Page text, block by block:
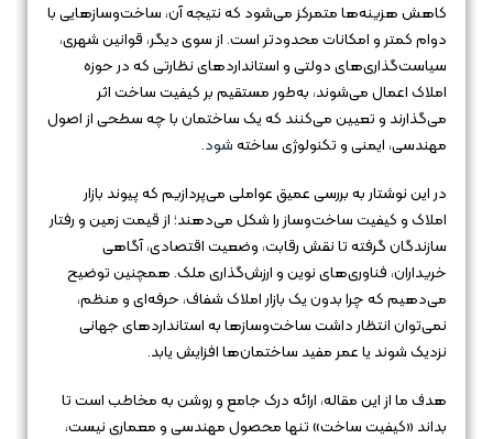
کاهش هزینه‌ها متمرکز می‌شود که نتیجه آن، ساخت‌وسازهایی با
دوام کمتر و امکانات محدودتر است. از سوی دیگر، قوانین شهری،
سیاست‌گذاری‌های دولتی و استانداردهای نظارتی که در حوزه
املاک اعمال می‌شوند، به‌طور مستقیم بر کیفیت ساخت اثر
می‌گذارند و تعیین می‌کنند که یک ساختمان با چه سطحی از اصول
مهندسی، ایمنی و تکنولوژی ساختهشود.
در این نوشتار به بررسی عمیق عواملی می‌پردازیم که پیوند بازار
املاک و کیفیت ساخت‌وساز را شکل می‌دهند؛ از قیمت زمین و رفتار
سازندگان گرفته تا نقش رقابت، وضعیت اقتصادی، آگاهی
خریداران، فناوری‌های نوین و ارزش‌گذاری ملک. همچنین توضیح
می‌دهیم که چرا بدون یک بازار املاک شفاف، حرفه‌ای و منظم،
نمی‌توان انتظار داشت ساخت‌وسازها به استانداردهای جهانی
نزدیک شوند یا عمر مفید ساختمان‌ها افزایش یابد.
هدف ما از این مقاله، ارائه درک جامع و روشن به مخاطب است تا
بداند «کیفیت ساخت» تنها محصول مهندسی و معماری نیست،